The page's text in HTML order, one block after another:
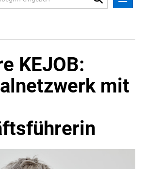
KEJOB:
mit